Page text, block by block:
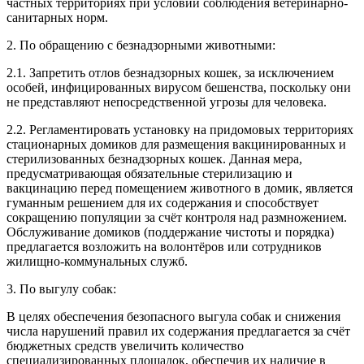
санитарных норм.
2. По обращению с безнадзорными животными:
2.1. Запретить отлов безнадзорных кошек, за исключением
особей, инфицированных вирусом бешенства, поскольку они
не представляют непосредственной угрозы для человека.
2.2. Регламентировать установку на придомовых территориях
стационарных домиков для размещения вакцинированных и
стерилизованных безнадзорных кошек. Данная мера,
предусматривающая обязательные стерилизацию и
вакцинацию перед помещением животного в домик, является
гуманным решением для их содержания и способствует
сокращению популяции за счёт контроля над размножением.
Обслуживание домиков (поддержание чистоты и порядка)
предлагается возложить на волонтёров или сотрудников
жилищно-коммунальных служб.
3. По выгулу собак:
В целях обеспечения безопасного выгула собак и снижения
числа нарушений правил их содержания предлагается за счёт
бюджетных средств увеличить количество
специализированных площадок, обеспечив их наличие в